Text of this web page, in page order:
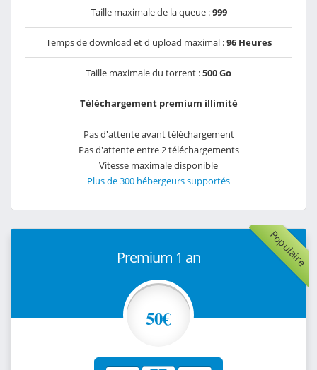
Taille maximale de la queue :999
Temps de download et d'upload maximal :96 Heures
Taille maximale du torrent :500 Go
Téléchargement premium illimité
Pas d'attente avant téléchargement
Pas d'attente entre 2 téléchargements
Vitesse maximale disponible
Plus de 300 hébergeurs supportés
Populaire
Premium 1 an
50€